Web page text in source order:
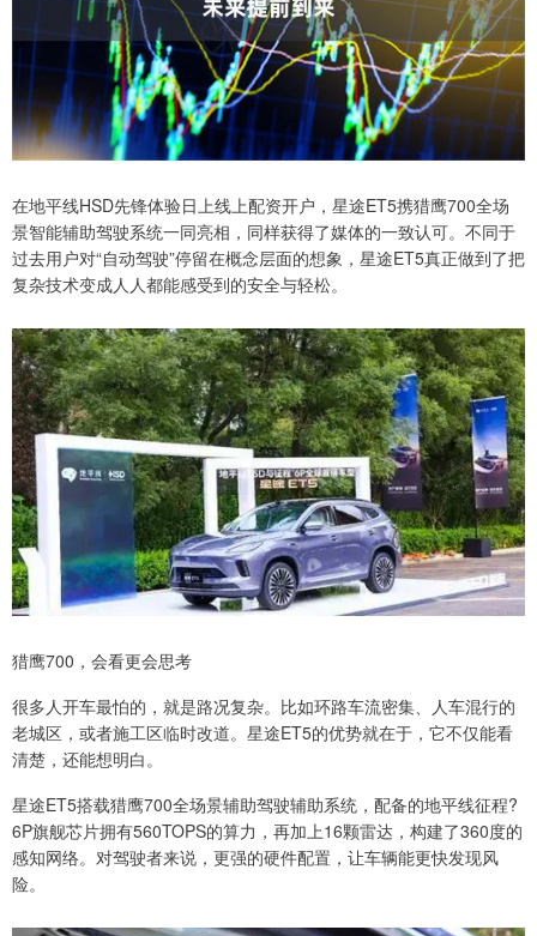
在地平线HSD先锋体验日上线上配资开户，星途ET5携猎鹰700全场
景智能辅助驾驶系统一同亮相，同样获得了媒体的一致认可。不同于
过去用户对“自动驾驶”停留在概念层面的想象，星途ET5真正做到了把
复杂技术变成人人都能感受到的安全与轻松。
猎鹰700，会看更会思考
很多人开车最怕的，就是路况复杂。比如环路车流密集、人车混行的
老城区，或者施工区临时改道。星途ET5的优势就在于，它不仅能看
清楚，还能想明白。
星途ET5搭载猎鹰700全场景辅助驾驶辅助系统，配备的地平线征程?
6P旗舰芯片拥有560TOPS的算力，再加上16颗雷达，构建了360度的
感知网络。对驾驶者来说，更强的硬件配置，让车辆能更快发现风
险。